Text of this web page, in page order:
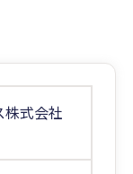
式会社